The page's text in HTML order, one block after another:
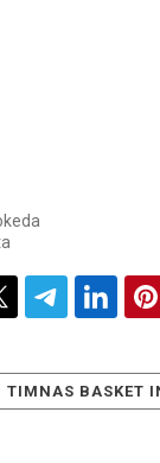
TIMNAS BASKET